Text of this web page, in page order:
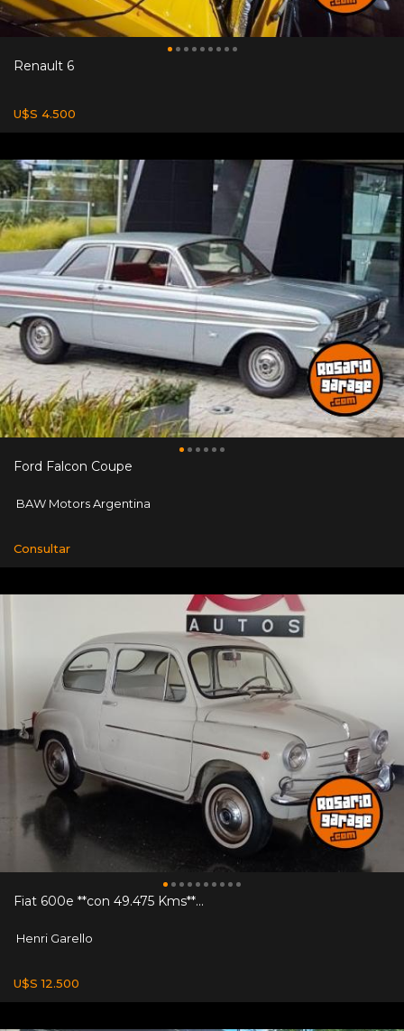
Renault 6
U$S 4.500
Ford Falcon Coupe
BAW Motors Argentina
Consultar
Fiat 600e **con 49.475 Kms**...
Henri Garello
U$S 12.500